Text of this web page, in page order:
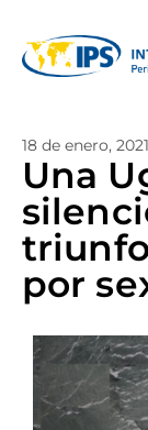
18 de enero, 2021
Una
por